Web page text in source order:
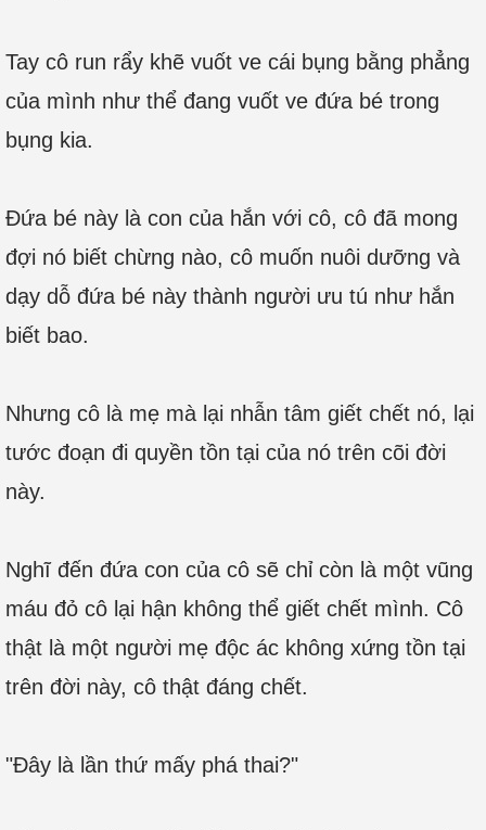
Tay cô run rẩy khẽ vuốt ve cái bụng bằng phẳng
của mình như thể đang vuốt ve đứa bé trong
bụng kia.
Đứa bé này là con của hắn với cô, cô đã mong
đợi nó biết chừng nào, cô muốn nuôi dưỡng và
dạy dỗ đứa bé này thành người ưu tú như hắn
biết bao.
Nhưng cô là mẹ mà lại nhẫn tâm giết chết nó, lại
tước đoạn đi quyền tồn tại của nó trên cõi đời
này.
Nghĩ đến đứa con của cô sẽ chỉ còn là một vũng
máu đỏ cô lại hận không thể giết chết mình. Cô
thật là một người mẹ độc ác không xứng tồn tại
trên đời này, cô thật đáng chết.
"Đây là lần thứ mấy phá thai?"